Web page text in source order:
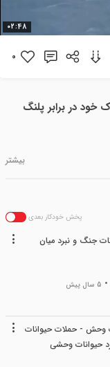
02:48
0
خود در برابر پلنگ
پخش خودکار بعدی
جنگ و نبرد میان
5 سال پیش
وحش - حملات حیوانات
حیوانات وحشی